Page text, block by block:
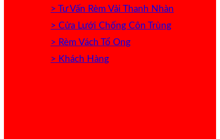
> Tư Vấn Rèm Vải Thanh Nhàn
> Cửa Lưới Chống Côn Trùng
> Rèm Vách Tổ Ong
> Khách Hàng